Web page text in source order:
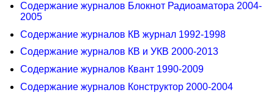
Содержание журналов Блокнот Радиоаматора 2004-
2005
Содержание журналов КВ журнал 1992-1998
Содержание журналов КВ и УКВ 2000-2013
Содержание журналов Квант 1990-2009
Содержание журналов Конструктор 2000-2004